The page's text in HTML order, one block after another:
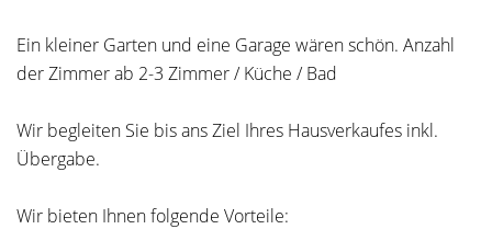
Ein kleiner Garten und eine Garage wären schön. Anzahl
der Zimmer ab 2-3 Zimmer / Küche / Bad
Wir begleiten Sie bis ans Ziel Ihres Hausverkaufes inkl.
Übergabe.
Wir bieten Ihnen folgende Vorteile: